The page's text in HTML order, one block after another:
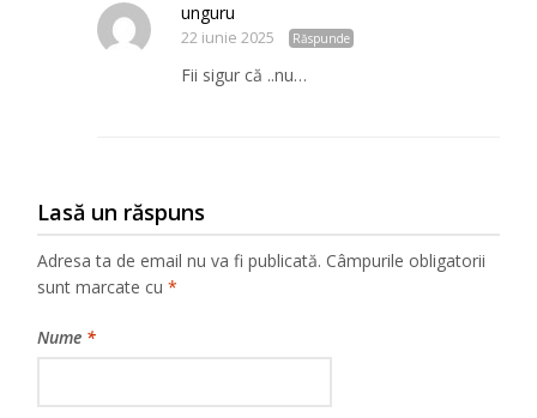
unguru
22 iunie 2025 Răspunde
Fii sigur că ..nu…
Lasă un răspuns
Adresa ta de email nu va fi publicată. Câmpurile obligatorii
sunt marcate cu*
Nume *